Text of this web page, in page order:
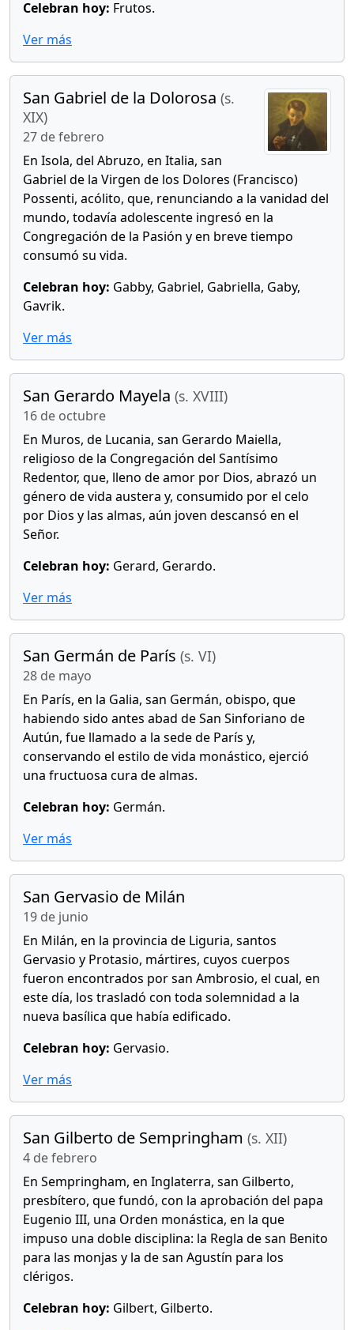
Celebran hoy: Frutos.
Ver más
San Gabriel de la Dolorosa (s.
XIX)
27 de febrero
En Isola, del Abruzo, en Italia, san
Gabriel de la Virgen de los Dolores (Francisco)
Possenti, acólito, que, renunciando a la vanidad del
mundo, todavía adolescente ingresó en la
Congregación de la Pasión y en breve tiempo
consumó su vida.
Celebran hoy: Gabby, Gabriel, Gabriella, Gaby,
Gavrik.
Ver más
San Gerardo Mayela (s. XVIII)
16 de octubre
En Muros, de Lucania, san Gerardo Maiella,
religioso de la Congregación del Santísimo
Redentor, que, lleno de amor por Dios, abrazó un
género de vida austera y, consumido por el celo
por Dios y las almas, aún joven descansó en el
Señor.
Celebran hoy: Gerard, Gerardo.
Ver más
San Germán de París (s. VI)
28 de mayo
En París, en la Galia, san Germán, obispo, que
habiendo sido antes abad de San Sinforiano de
Autún, fue llamado a la sede de París y,
conservando el estilo de vida monástico, ejerció
una fructuosa cura de almas.
Celebran hoy: Germán.
Ver más
San Gervasio de Milán
19 de junio
En Milán, en la provincia de Liguria, santos
Gervasio y Protasio, mártires, cuyos cuerpos
fueron encontrados por san Ambrosio, el cual, en
este día, los trasladó con toda solemnidad a la
nueva basílica que había edificado.
Celebran hoy: Gervasio.
Ver más
San Gilberto de Sempringham (s. XII)
4 de febrero
En Sempringham, en Inglaterra, san Gilberto,
presbítero, que fundó, con la aprobación del papa
Eugenio III, una Orden monástica, en la que
impuso una doble disciplina: la Regla de san Benito
para las monjas y la de san Agustín para los
clérigos.
Celebran hoy: Gilbert, Gilberto.